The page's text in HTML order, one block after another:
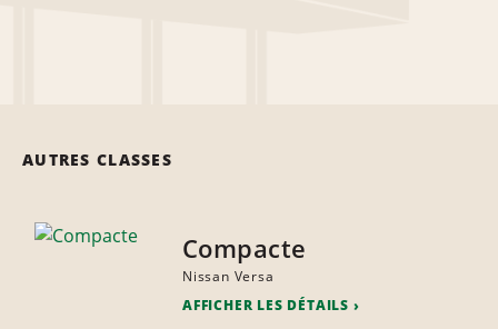
AUTRES CLASSES
Compacte
Nissan Versa
AFFICHER LES DÉTAILS